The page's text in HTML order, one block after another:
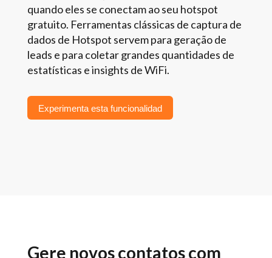
quando eles se conectam ao seu hotspot
gratuito. Ferramentas clássicas de captura de
dados de Hotspot servem para geração de
leads e para coletar grandes quantidades de
estatísticas e insights de WiFi.
Experimenta esta funcionalidad
Gere novos contatos com